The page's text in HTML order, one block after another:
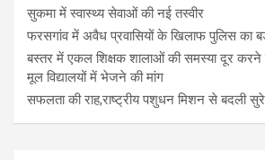
सुकमा में स्वास्थ्य सेवाओं की नई तस्वीर
फरसगांव में अवैध प्रवासियों के खिलाफ पुलिस का
बस्तर में एकल शिक्षक शालाओं की समस्या दूर करने
मूल विद्यालयों में भेजने की मांग
सफलता की राह,राष्ट्रीय पशुधन मिशन से बदली